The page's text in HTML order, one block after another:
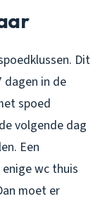
Dit
dagen in de
spoed
volgende dag
Een
wc thuis
moet er